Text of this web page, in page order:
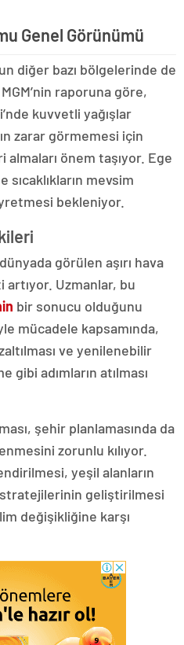
Genel Görünümü
diğer bazı bölgelerinde de
raporuna göre,
kuvvetli yağışlar
zarar görmemesi için
önem taşıyor. Ege
mevsim
bekleniyor.
görülen aşırı hava
artıyor. Uzmanlar, bu
bir sonucu olduğunu
mücadele kapsamında,
ve yenilenebilir
gibi adımların atılması
şehir planlamasında da
zorunlu kılıyor.
yeşil alanların
stratejilerinin geliştirilmesi
değişikliğine karşı